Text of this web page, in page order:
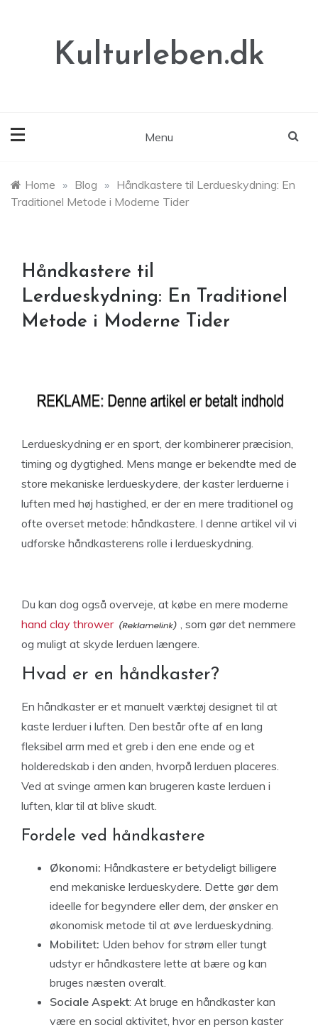
Kulturleben.dk
Menu
Home » Blog » Håndkastere til Lerdueskydning: En
Traditionel Metode i Moderne Tider
Håndkastere til
Lerdueskydning: En Traditionel
Metode i Moderne Tider
Lerdueskydning er en sport, der kombinerer præcision,
timing og dygtighed. Mens mange er bekendte med de
store mekaniske lerdueskydere, der kaster lerduerne i
luften med høj hastighed, er der en mere traditionel og
ofte overset metode: håndkastere. I denne artikel vil vi
udforske håndkasterens rolle i lerdueskydning.
Du kan dog også overveje, at købe en mere moderne
hand clay thrower
, som gør det nemmere
og muligt at skyde lerduen længere.
Hvad er en håndkaster?
En håndkaster er et manuelt værktøj designet til at
kaste lerduer i luften. Den består ofte af en lang
fleksibel arm med et greb i den ene ende og et
holderedskab i den anden, hvorpå lerduen placeres.
Ved at svinge armen kan brugeren kaste lerduen i
luften, klar til at blive skudt.
Fordele ved håndkastere
Økonomi: Håndkastere er betydeligt billigere
end mekaniske lerdueskydere. Dette gør dem
ideelle for begyndere eller dem, der ønsker en
økonomisk metode til at øve lerdueskydning.
Mobilitet: Uden behov for strøm eller tungt
udstyr er håndkastere lette at bære og kan
bruges næsten overalt.
Sociale Aspekt: At bruge en håndkaster kan
være en social aktivitet, hvor en person kaster